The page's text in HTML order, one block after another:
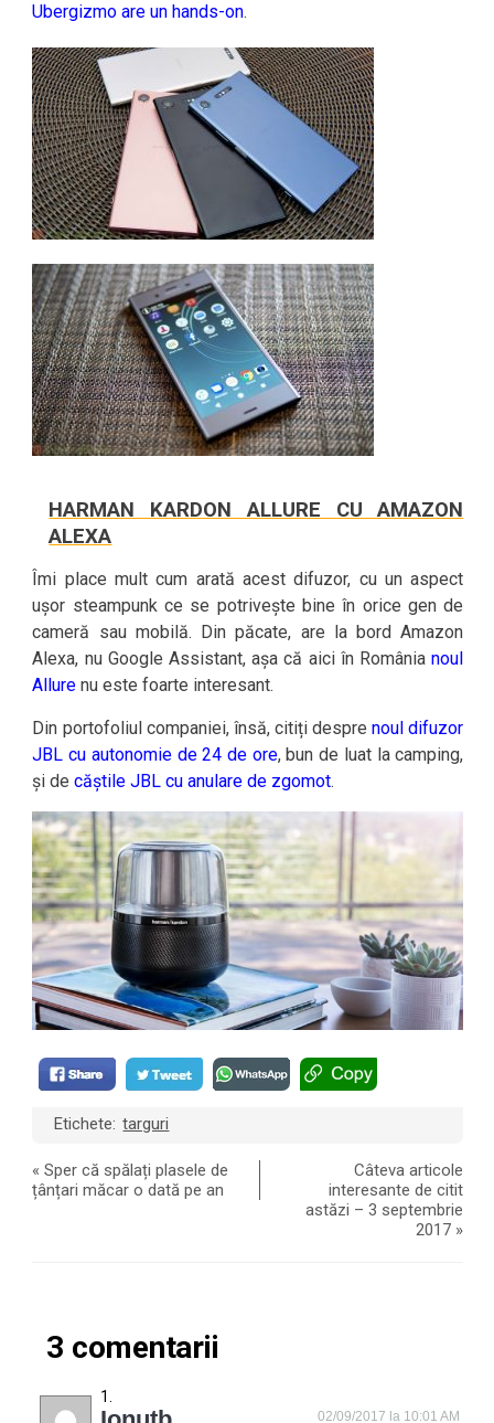
Ubergizmo are un hands-on.
HARMAN KARDON ALLURE CU AMAZON
ALEXA
Îmi place mult cum arată acest difuzor, cu un aspect
ușor steampunk ce se potrivește bine în orice gen de
cameră sau mobilă. Din păcate, are la bord Amazon
Alexa, nu Google Assistant, așa că aici în Românianoul
Allure nu este foarte interesant.
Din portofoliul companiei, însă, citiți desprenoul difuzor
JBL cu autonomie de 24 de ore, bun de luat la camping,
și decăștile JBL cu anulare de zgomot.
Etichete: targuri
«Sper că spălați plasele de
țânțari măcar o dată pe an
Câteva articole
interesante de citit
astăzi – 3 septembrie
2017 »
3 comentarii
02/09/2017 la 10:01 AM